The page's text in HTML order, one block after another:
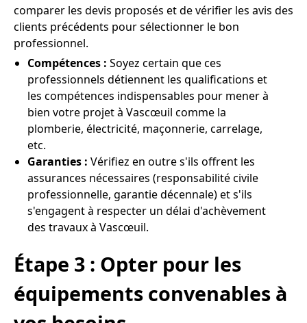
comparer les devis proposés et de vérifier les avis des
clients précédents pour sélectionner le bon
professionnel.
Compétences : Soyez certain que ces
professionnels détiennent les qualifications et
les compétences indispensables pour mener à
bien votre projet à Vascœuil comme la
plomberie, électricité, maçonnerie, carrelage,
etc.
Garanties : Vérifiez en outre s'ils offrent les
assurances nécessaires (responsabilité civile
professionnelle, garantie décennale) et s'ils
s'engagent à respecter un délai d'achèvement
des travaux à Vascœuil.
Étape 3 : Opter pour les
équipements convenables à